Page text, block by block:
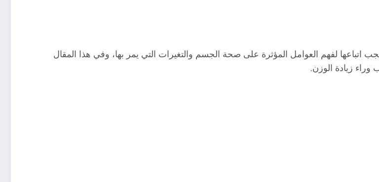
اتباعها لفهم العوامل المؤثرة على صحة الجسم والتغيرات التي يمر بها، وفي هذا المقال
زيادة الوزن.